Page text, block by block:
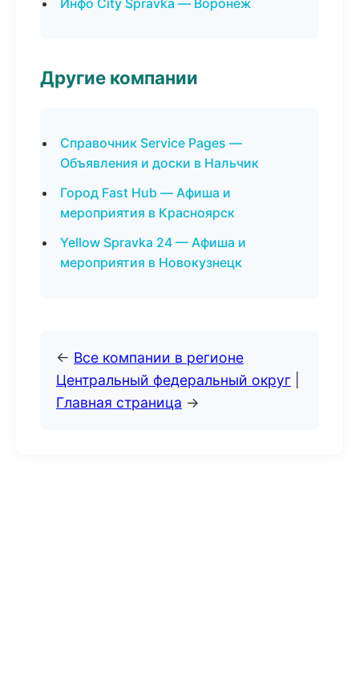
Инфо City Spravka — Воронеж
Другие компании
Справочник Service Pages —
Объявления и доски в Нальчик
Город Fast Hub — Афиша и
мероприятия в Красноярск
Yellow Spravka 24 — Афиша и
мероприятия в Новокузнецк
← Все компании в регионе
Центральный федеральный округ
Главная страница →